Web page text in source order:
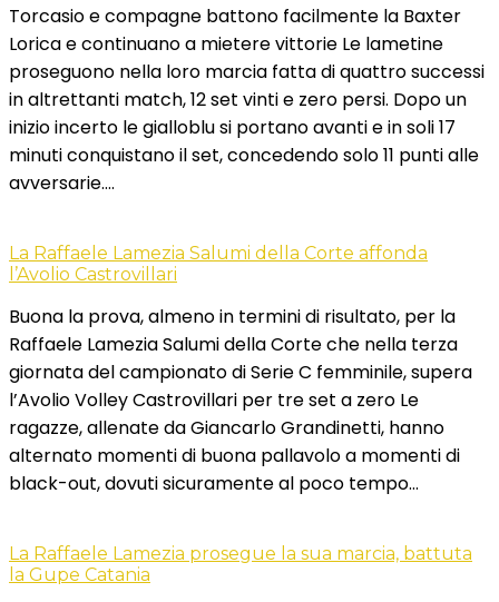
Torcasio e compagne battono facilmente la Baxter
Lorica e continuano a mietere vittorie Le lametine
proseguono nella loro marcia fatta di quattro successi
in altrettanti match, 12 set vinti e zero persi. Dopo un
inizio incerto le gialloblu si portano avanti e in soli 17
minuti conquistano il set, concedendo solo 11 punti alle
avversarie….
La Raffaele Lamezia Salumi della Corte affonda
l’Avolio Castrovillari
Buona la prova, almeno in termini di risultato, per la
Raffaele Lamezia Salumi della Corte che nella terza
giornata del campionato di Serie C femminile, supera
l’Avolio Volley Castrovillari per tre set a zero Le
ragazze, allenate da Giancarlo Grandinetti, hanno
alternato momenti di buona pallavolo a momenti di
black-out, dovuti sicuramente al poco tempo…
La Raffaele Lamezia prosegue la sua marcia, battuta
la Gupe Catania